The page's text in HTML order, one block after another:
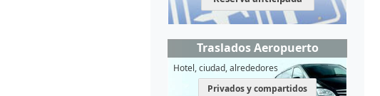
Traslados Aeropuerto
Hotel, ciudad, alrededores
Privados y compartidos